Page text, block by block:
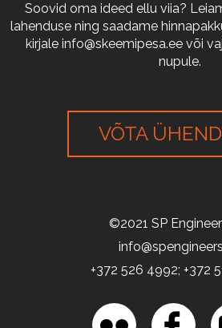
Soovid oma ideed ellu viia?
lahenduse ning saadame
kirjale info@skeemipesa.ee või
nupule.
VÕTA
©2021 SP
+372 526 4992; +372